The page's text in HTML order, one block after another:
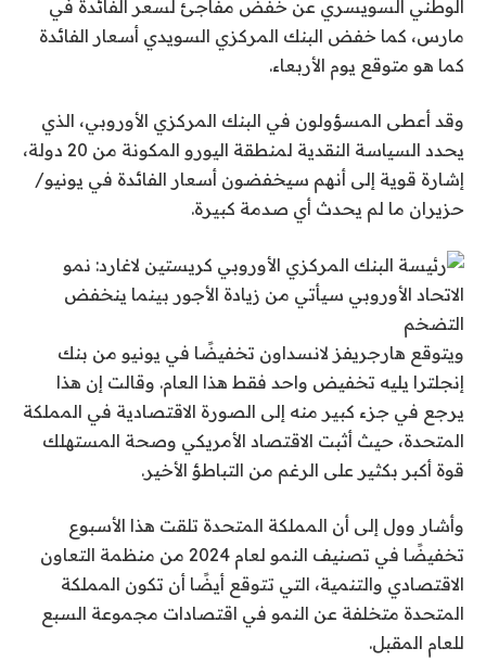
الوطني السويسري عن خفض مفاجئ لسعر الفائدة في
مارس، كما خفض البنك المركزي السويدي أسعار الفائدة
كما هو متوقع يوم الأربعاء.
وقد أعطى المسؤولون في البنك المركزي الأوروبي، الذي
يحدد السياسة النقدية لمنطقة اليورو المكونة من 20 دولة،
إشارة قوية إلى أنهم سيخفضون أسعار الفائدة في يونيو/
حزيران ما لم يحدث أي صدمة كبيرة.
ويتوقع هارجريفز لانسداون تخفيضًا في يونيو من بنك
إنجلترا يليه تخفيض واحد فقط هذا العام. وقالت إن هذا
يرجع في جزء كبير منه إلى الصورة الاقتصادية في المملكة
المتحدة، حيث أثبت الاقتصاد الأمريكي وصحة المستهلك
قوة أكبر بكثير على الرغم من التباطؤ الأخير.
وأشار وول إلى أن المملكة المتحدة تلقت هذا الأسبوع
تخفيضًا في تصنيف النمو لعام 2024 من منظمة التعاون
الاقتصادي والتنمية، التي تتوقع أيضًا أن تكون المملكة
المتحدة متخلفة عن النمو في اقتصادات مجموعة السبع
للعام المقبل.